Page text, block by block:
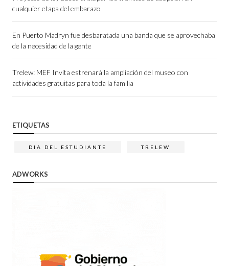
cualquier etapa del embarazo
En Puerto Madryn fue desbaratada una banda que se aprovechaba
de la necesidad de la gente
Trelew: MEF Invita estrenará la ampliación del museo con
actividades gratuitas para toda la familia
ETIQUETAS
DIA DEL ESTUDIANTE TRELEW
ADWORKS